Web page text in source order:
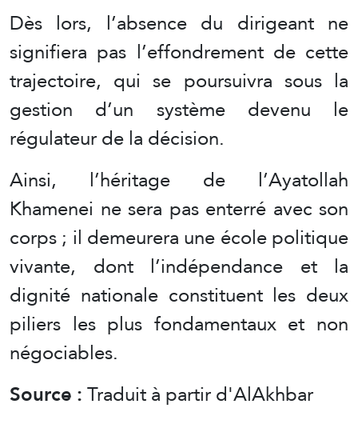
Dès lors, l’absence du dirigeant ne
signifiera pas l’effondrement de cette
trajectoire, qui se poursuivra sous la
gestion d’un système devenu le
régulateur de la décision.
Ainsi, l’héritage de l’Ayatollah
Khamenei ne sera pas enterré avec son
corps ; il demeurera une école politique
vivante, dont l’indépendance et la
dignité nationale constituent les deux
piliers les plus fondamentaux et non
négociables.
Source :Traduit à partir d'AlAkhbar